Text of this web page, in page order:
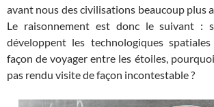
avant nous des civilisations beaucoup plus
Le raisonnement est donc le suivant :
développent les technologiques
façon de voyager entre les étoiles,
pas rendu visite de façon incontestable ?